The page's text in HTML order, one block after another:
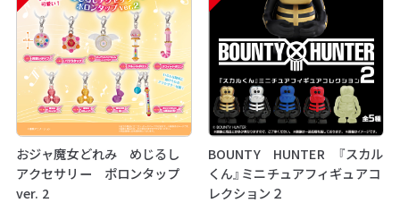
おジャ魔女どれみ めじるし
アクセサリー ポロンタップ
ver. 2
BOUNTY HUNTER 『スカル
くん』ミニチュアフィギュアコ
レクション２